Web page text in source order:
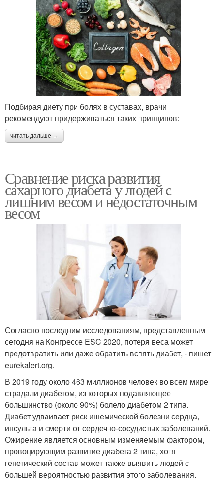
Подбирая диету при болях в суставах, врачи
рекомендуют придерживаться таких принципов:
читать дальше →
Сравнение риска развития
сахарного диабета у людей с
лишним весом и недостаточным
весом
Согласно последним исследованиям, представленным
сегодня на Конгрессе ESC 2020, потеря веса может
предотвратить или даже обратить вспять диабет, - пишет
eurekalert.org.
В 2019 году около 463 миллионов человек во всем мире
страдали диабетом, из которых подавляющее
большинство (около 90%) болело диабетом 2 типа.
Диабет удваивает риск ишемической болезни сердца,
инсульта и смерти от сердечно-сосудистых заболеваний.
Ожирение является основным изменяемым фактором,
провоцирующим развитие диабета 2 типа, хотя
генетический состав может также выявить людей с
большей вероятностью развития этого заболевания.